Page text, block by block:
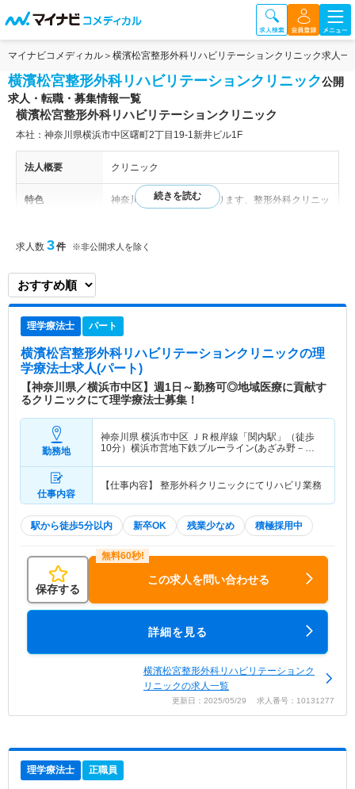
マイナビコメディカル 横濱松宮整形外科リハビリテーションクリニック求人一
横濱松宮整形外科リハビリテーションクリニック公開
求人・転職・募集情報一覧
横濱松宮整形外科リハビリテーションクリニック
本社：神奈川県横浜市中区曙町2丁目19-1新井ビル1F
法人概要 クリニック
特色
神奈川県横浜市中区にあります、整形外科クリニッ
ち時間の少ない順番受付システムを導入し、患者様
求人数 3件 ※非公開求人を除く
理学療法士 パート
横濱松宮整形外科リハビリテーションクリニックの理
学療法士求人(パート)
【神奈川県／横浜市中区】週1日～勤務可◎地域医療に貢献す
るクリニックにて理学療法士募集！
勤務地
神奈川県 横浜市中区
ＪＲ根岸線「関内駅」（徒歩
10分）横浜市営地下鉄ブルーライン(あざみ野－湘
仕事内容
【仕事内容】 整形外科クリニックにてリハビリ業務
駅から徒歩5分以内 新卒OK 残業少なめ 積極採用中
保存する
この求人を問い合わせる
詳細を見る
横濱松宮整形外科リハビリテーションク
リニックの求人一覧
更新日：2025/05/29 求人番号：10131277
理学療法士 正職員